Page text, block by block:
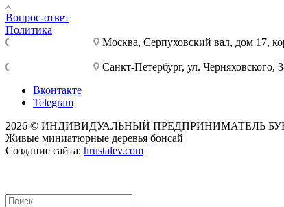
Вопрос-ответ
Политика
Москва, Cерпуховский вал, дом 17,
Санкт-Петербург, ул. Черняховского,
Вконтакте
Telegram
2026 © ИНДИВИДУАЛЬНЫЙ ПРЕДПРИНИМАТЕЛЬ
Живые миниатюрные деревья бонсай
Создание сайта: hrustalev.com